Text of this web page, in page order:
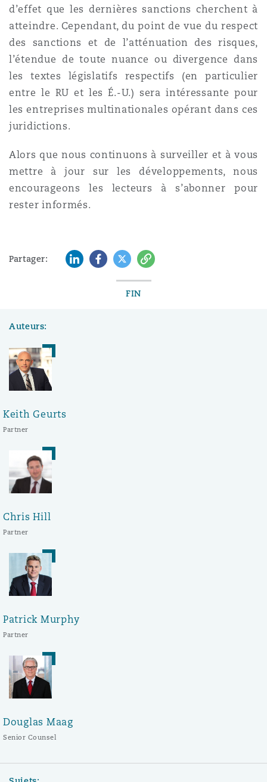
d’effet que les dernières sanctions cherchent à
atteindre. Cependant, du point de vue du respect
des sanctions et de l’atténuation des risques,
l’étendue de toute nuance ou divergence dans
les textes législatifs respectifs (en particulier
entre le RU et les É.-U.) sera intéressante pour
les entreprises multinationales opérant dans ces
juridictions.
Alors que nous continuons à surveiller et à vous
mettre à jour sur les développements, nous
encourageons les lecteurs à s’abonner pour
rester informés.
Partager: LinkedInFacebook
TwitterCopy
FIN
Auteurs:
Keith Geurts
Partner
Chris Hill
Partner
Patrick Murphy
Partner
Douglas Maag
Senior Counsel